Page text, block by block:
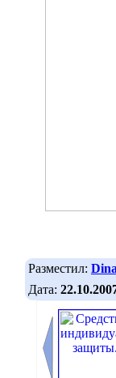
Разместил: Dina
Дата: